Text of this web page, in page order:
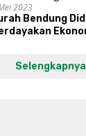
2023
Bendung
Selengkapnya